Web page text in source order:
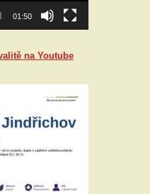
01:50
na Youtube